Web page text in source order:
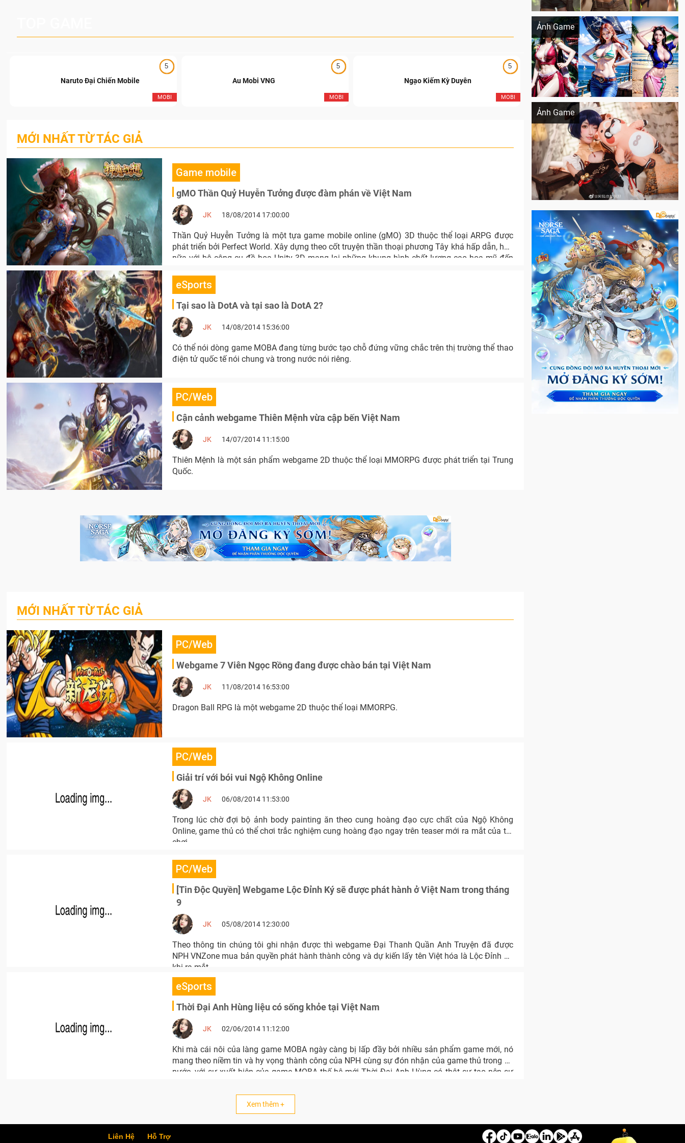
5
MOBI
Naruto Đại Chiến Mobile
5
MOBI
Au Mobi VNG
5
MOBI
Ngạo Kiếm Kỳ Duyên Ngạo Thiên Mobile
MỚI NHẤT TỪ TÁC GIẢ
Game mobile
gMO Thần Quỷ Huyễn Tưởng được đàm phán về Việt Nam
JK 18/08/2014 17:00:00
Thần Quỷ Huyễn Tưởng là một tựa game mobile online (gMO) 3D thuộc thể loại ARPG được
phát triển bởi Perfect World. Xây dựng theo cốt truyện thần thoại phương Tây khá hấp dẫn, hơn
nữa với bộ công cụ đồ họa Unity 3D mang lại những khung hình chất lượng cao hoa mỹ đến
eSports
Tại sao là DotA và tại sao là DotA 2?
JK 14/08/2014 15:36:00
Có thể nói dòng game MOBA đang từng bước tạo chỗ đứng vững chắc trên thị trường thể thao
điện tử quốc tế nói chung và trong nước nói riêng.
PC/Web
Cận cảnh webgame Thiên Mệnh vừa cập bến Việt Nam
JK 14/07/2014 11:15:00
Thiên Mệnh là một sản phẩm webgame 2D thuộc thể loại MMORPG được phát triển tại Trung
Quốc.
MỚI NHẤT TỪ TÁC GIẢ
PC/Web
Webgame 7 Viên Ngọc Rồng đang được chào bán tại Việt Nam
JK 11/08/2014 16:53:00
Dragon Ball RPG là một webgame 2D thuộc thể loại MMORPG.
PC/Web
Giải trí với bói vui Ngộ Không Online
JK 06/08/2014 11:53:00
Trong lúc chờ đợi bộ ảnh body painting ăn theo cung hoàng đạo cực chất của Ngộ Không
Online, game thủ có thể chơi trắc nghiệm cung hoàng đạo ngay trên teaser mới ra mắt của trò
chơi.
PC/Web
[Tin Độc Quyền] Webgame Lộc Đỉnh Ký sẽ được phát hành ở Việt Nam trong tháng
9
JK 05/08/2014 12:30:00
Theo thông tin chúng tôi ghi nhận được thì webgame Đại Thanh Quần Anh Truyện đã được
NPH VNZone mua bản quyền phát hành thành công và dự kiến lấy tên Việt hóa là Lộc Đỉnh Ký
khi ra mắt.
eSports
Thời Đại Anh Hùng liệu có sống khỏe tại Việt Nam
JK 02/06/2014 11:12:00
Khi mà cái nôi của làng game MOBA ngày càng bị lấp đầy bởi nhiều sản phẩm game mới, nó
mang theo niềm tin và hy vọng thành công của NPH cùng sự đón nhận của game thủ trong cả
nước, với sự xuất hiện của game MOBA thế hệ mới Thời Đại Anh Hùng có thật sự tạo nên sự
Xem thêm +
Ảnh Game
Khi AI Cosplay gái đẹp One Piece
Ảnh Game
Cosplay Xiangling siêu cute
Liên Hệ Hỗ Trợ